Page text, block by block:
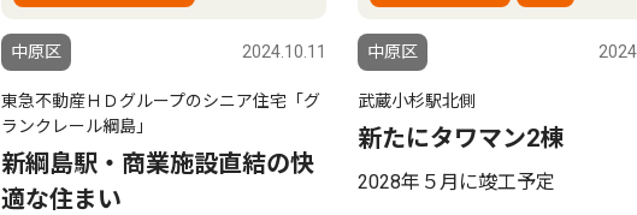
中原区 2024.10.11
東急不動産ＨＤグループのシニア住宅「グ
ランクレール綱島」
新綱島駅・商業施設直結の快
適な住まい
中原区
武蔵小杉駅北側
新たにタワマン2棟
2028年５月に竣工予定